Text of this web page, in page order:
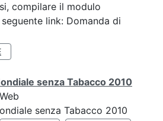
compilare il modulo
link: Domanda di
senza Tabacco 2010
senza Tabacco 2010